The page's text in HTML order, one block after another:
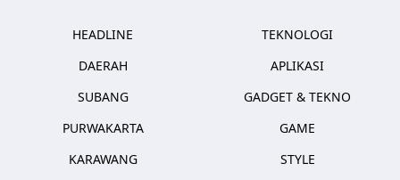
HEADLINE
DAERAH
SUBANG
PURWAKARTA
KARAWANG
TEKNOLOGI
APLIKASI
GADGET & TEKNO
GAME
STYLE